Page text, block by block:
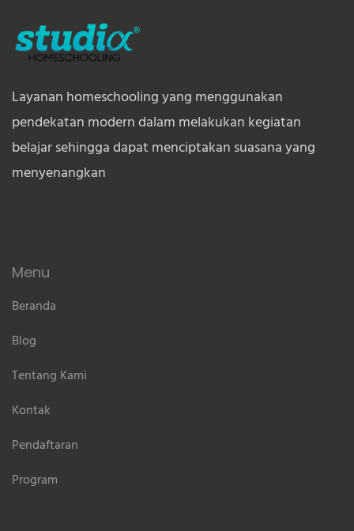
Layanan homeschooling yang menggunakan
pendekatan modern dalam melakukan kegiatan
belajar sehingga dapat menciptakan suasana yang
menyenangkan
Menu
Beranda
Blog
Tentang Kami
Kontak
Pendaftaran
Program